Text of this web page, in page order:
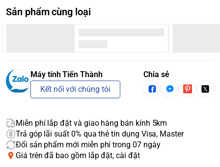
Sản phẩm cùng loại
Máy tính Tiến Thành
Kết nối với chúng tôi
Chia sẻ
Miễn phí lắp đặt và giao hàng bán kính 5km
Trả góp lãi suất 0% qua thẻ tín dụng Visa, Master
Đổi sản phẩm mới miễn phí trong 07 ngày
Giá trên đã bao gồm lắp đặt, cài đặt